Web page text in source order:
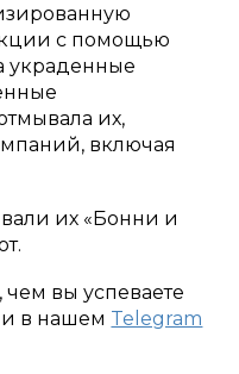
с помощью
украденные
их,
включая
их «Бонни и
чем вы успеваете
в нашем Telegram